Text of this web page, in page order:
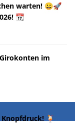
warten! 😀🚀
📆
im
Knopfdruck! 🍹